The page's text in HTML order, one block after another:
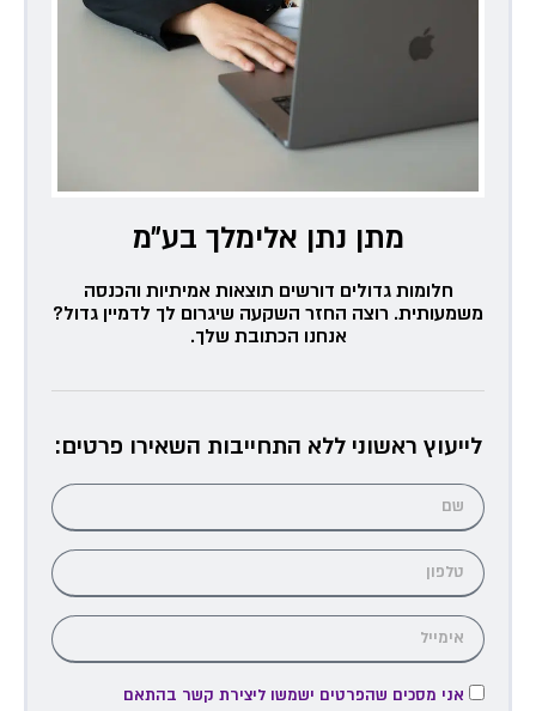
מתן נתן אלימלך בע״מ
חלומות גדולים דורשים תוצאות אמיתיות והכנסה
משמעותית. רוצה החזר השקעה שיגרום לך לדמיין גדול?
אנחנו הכתובת שלך.
לייעוץ ראשוני ללא התחייבות השאירו פרטים:
אני מסכים שהפרטים ישמשו ליצירת קשר בהתאם